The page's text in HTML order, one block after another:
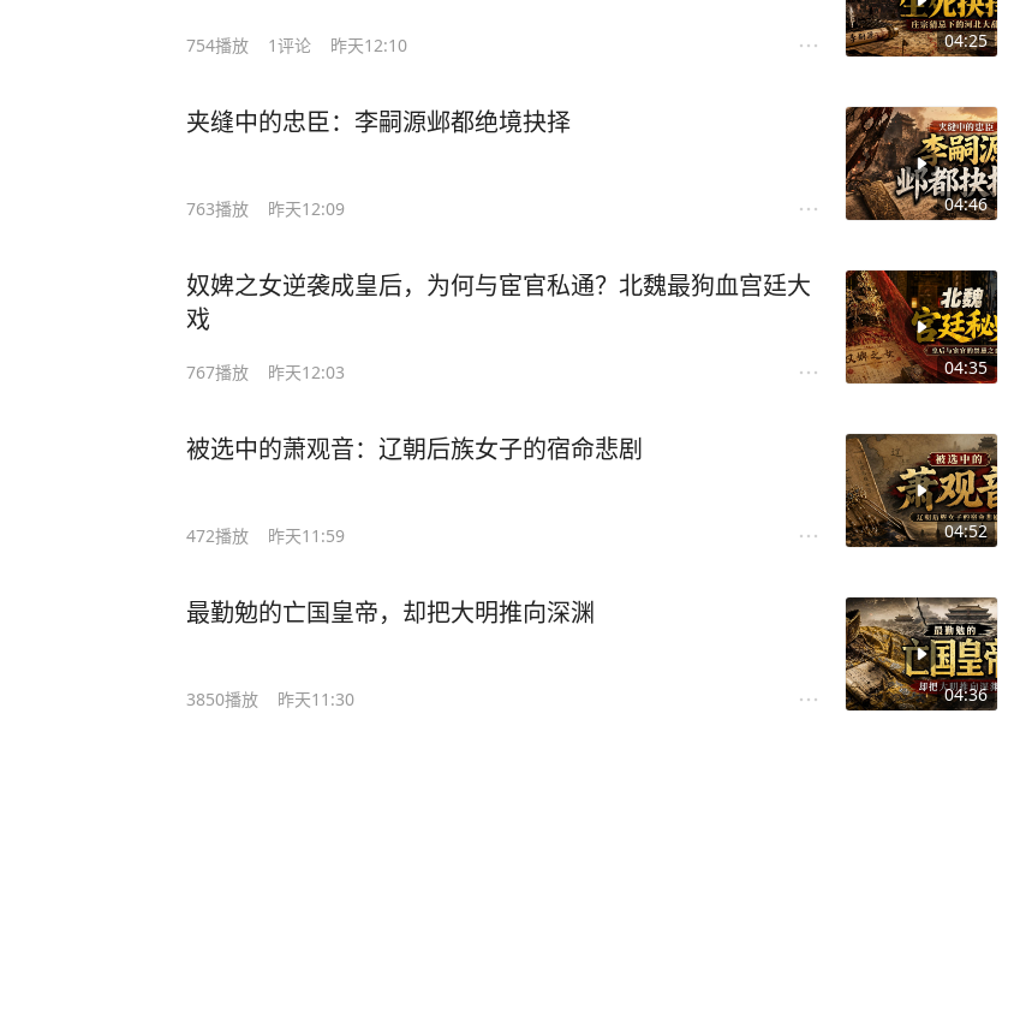
04:25
754播放 1评论 昨天12:10
04:46
夹缝中的忠臣：李嗣源邺都绝境抉择
763播放 昨天12:09
04:35
奴婢之女逆袭成皇后，为何与宦官私通？北魏最狗血宫廷大
戏
767播放 昨天12:03
04:52
被选中的萧观音：辽朝后族女子的宿命悲剧
472播放 昨天11:59
04:36
最勤勉的亡国皇帝，却把大明推向深渊
3850播放 昨天11:30